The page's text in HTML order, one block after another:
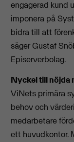
engagerad kund
imponera på
bidra till att
säger Gustaf
Episerverbolag.
Nyckel till nöjda
ViNets primära
behov och
medarbetare
ett huvudkontor.